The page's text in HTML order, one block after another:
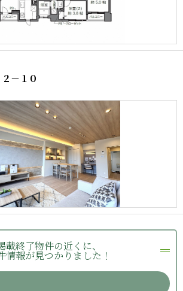
－１０
載終了物件の近くに、
情報が見つかりました！